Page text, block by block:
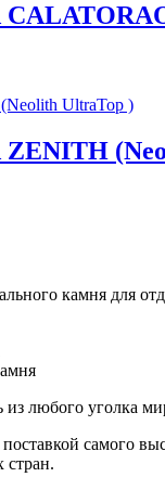
камня для
любого уголка
самого
стран.